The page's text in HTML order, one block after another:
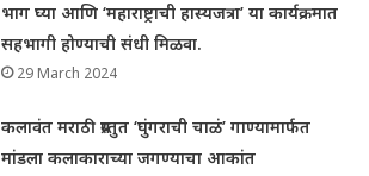
भाग घ्या आणि ‘महाराष्ट्राची हास्यजत्रा’ या कार्यक्रमात
सहभागी होण्याची संधी मिळवा.
29 March 2024
कलावंत मराठी प्रस्तुत ‘घुंगराची चाळं’ गाण्यामार्फत
मांडला कलाकाराच्या जगण्याचा आकांत